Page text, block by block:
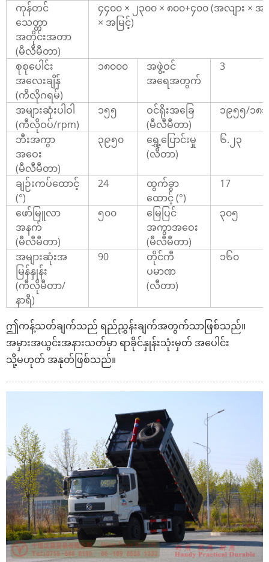
ကုန်တင်
သေတ္တာ
အတိုင်းအတာ
(မီလီမီတာ)
၄၄၀၀ × ၂၃၀၀ × ၈၀၀+၄၀၀ (အလျား × အ
× အမြင့်)
စုစုပေါင်း
အလေးချိန်
(ကီလိုဂရမ်)
၁၈၀၀၀
အဖွဲ့ဝင်
အရေအတွက်
3
အများဆုံးပါဝါ
(ကီလိုဝပ်/rpm)
၁၅၅
ဝင်ရိုးအခြေ
(မီလီမီတာ)
၁၉၅၅/၁၈
ဘီးအကွာ
အဝေး
(မီလီမီတာ)
၃၉၅၀
ရွှေ့ပြောင်းမှု
(လီတာ)
၆.၂၃
ချဉ်းကပ်ထောင့်
(°)
24
ထွက်ခွာ
ထောင့် (°)
17
ဖော်မြူလာ
အနက်
(မီလီမီတာ)
၅၀၀
မြေပြင်
အကွာအဝေး
(မီလီမီတာ)
၃၀၅
အများဆုံးအ
မြန်နှုန်း
(ကီလိုမီတာ/
နာရီ)
90
တိုင်ကီ
ပမာဏ
(လီတာ)
၁၆၀
ဤကန့်သတ်ချက်သည် ရည်ညွှန်းချက်အတွက်သာဖြစ်သည်။
အမှားအယွင်းအနားသတ်မှာ ရာခိုင်နှုန်းသုံးမှတ် အပေါင်း
သို့မဟုတ် အနုတ်ဖြစ်သည်။